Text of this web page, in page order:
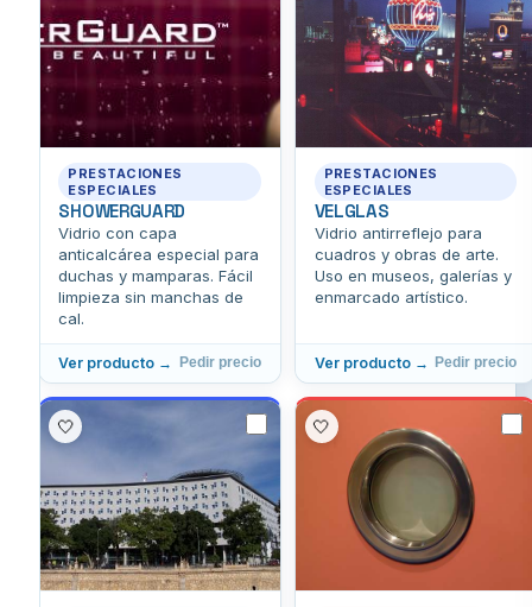
PRESTACIONES
ESPECIALES
SHOWERGUARD
Vidrio con capa
anticalcárea especial para
duchas y mamparas. Fácil
limpieza sin manchas de
cal.
Ver producto → Pedir precio
PRESTACIONES
ESPECIALES
VELGLAS
Vidrio antirreflejo para
cuadros y obras de arte.
Uso en museos, galerías y
enmarcado artístico.
Ver producto → Pedir precio
🤍 🤍